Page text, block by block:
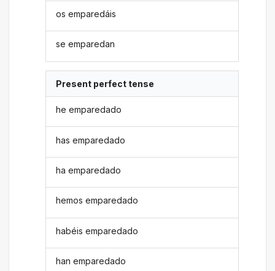
os emparedáis
se emparedan
Present perfect tense
he emparedado
has emparedado
ha emparedado
hemos emparedado
habéis emparedado
han emparedado